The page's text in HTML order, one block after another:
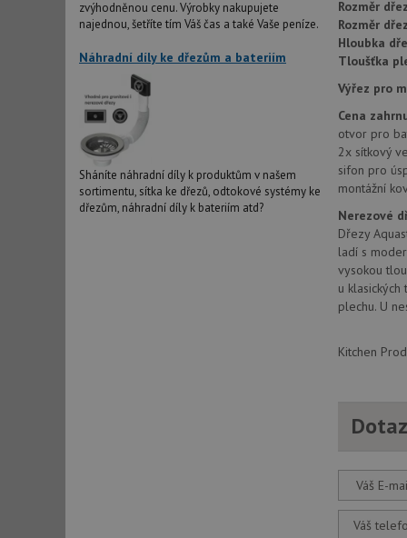
zvýhodněnou cenu. Výrobky nakupujete
najednou, šetříte tím Váš čas a také Vaše peníze.
Náhradní díly ke dřezům a bateriím
Sháníte náhradní díly k produktům v našem
sortimentu, sítka ke dřezů, odtokové systémy ke
dřezům, náhradní díly k bateriím atd?
Rozměr
Rozměr
Hloubka
Tloušťka
Výřez pro
Cena
otvor pro
2x sítkový
sifon pro
montážní
Nerezové
Dřezy
ladí s
vysokou
u
plechu. U
Kitchen
Váš E-
Váš
Název
_ga_9T91YFLEPX
__Secure-YNID
test_cookie